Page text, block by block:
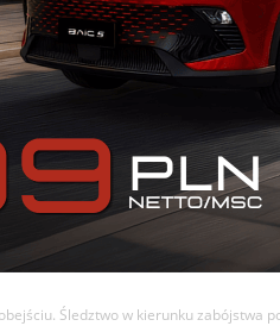
Śledztwo w kierunku zabójstwa